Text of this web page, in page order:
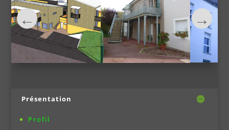
Présentation
Profil